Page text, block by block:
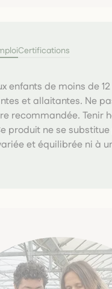
Certifications
enfants de moins de
et allaitantes. Ne
recommandée. Tenir
produit ne se
et équilibrée ni à